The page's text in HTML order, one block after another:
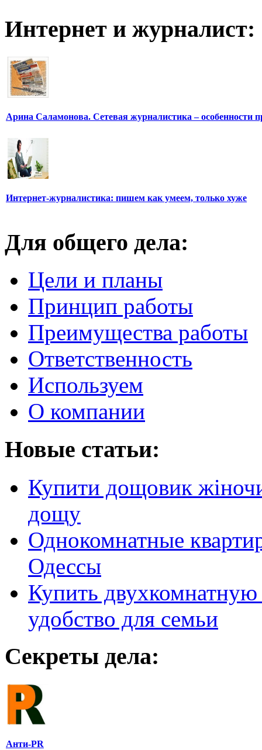
Интернет и журналист:
Арина Саламонова. Сетевая журналистика – особенности
Интернет-журналистика: пишем как умеем, только хуже
Для общего дела:
Цели и планы
Принцип работы
Преимущества работы
Ответственность
Используем
О компании
Новые статьи:
Купити дощовик
дощу
Однокомнатные
Одессы
Купить
удобство для семьи
Секреты дела:
Анти-PR